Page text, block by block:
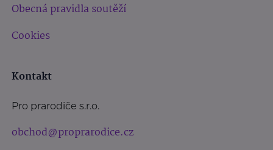
Obecná pravidla soutěží
Cookies
Kontakt
Pro prarodiče s.r.o.
obchod@proprarodice.cz